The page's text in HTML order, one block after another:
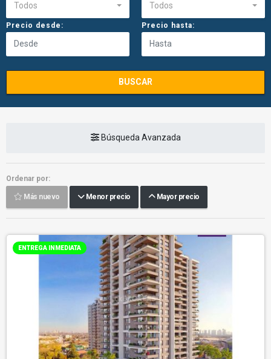
Todos Todos
Precio desde: Precio hasta:
BUSCAR
Búsqueda Avanzada
Ordenar por:
Más nuevo Menor precio Mayor precio
ENTREGA INMEDIATA